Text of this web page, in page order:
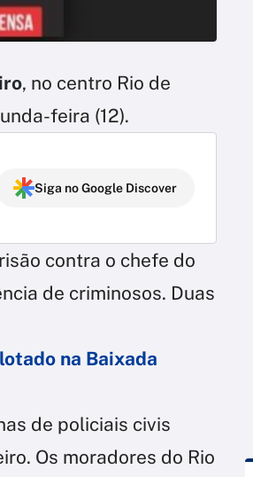
, no centro Rio de
feira (12).
Siga no Google Discover
contra o chefe do
de criminosos. Duas
na Baixada
de policiais civis
Os moradores do Rio